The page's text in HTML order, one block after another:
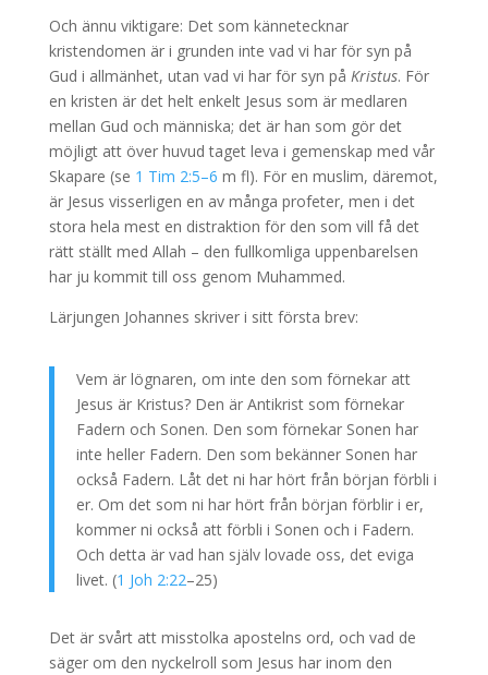
Och ännu viktigare: Det som kännetecknar
kristendomen är i grunden inte vad vi har för syn på
Gud i allmänhet, utan vad vi har för syn på Kristus. För
en kristen är det helt enkelt Jesus som är medlaren
mellan Gud och människa; det är han som gör det
möjligt att över huvud taget leva i gemenskap med vår
Skapare (se 1 Tim 2:5–6 m fl). För en muslim, däremot,
är Jesus visserligen en av många profeter, men i det
stora hela mest en distraktion för den som vill få det
rätt ställt med Allah – den fullkomliga uppenbarelsen
har ju kommit till oss genom Muhammed.
Lärjungen Johannes skriver i sitt första brev:
Vem är lögnaren, om inte den som förnekar att
Jesus är Kristus? Den är Antikrist som förnekar
Fadern och Sonen. Den som förnekar Sonen har
inte heller Fadern. Den som bekänner Sonen har
också Fadern. Låt det ni har hört från början förbli i
er. Om det som ni har hört från början förblir i er,
kommer ni också att förbli i Sonen och i Fadern.
Och detta är vad han själv lovade oss, det eviga
livet. (1 Joh 2:22–25)
Det är svårt att misstolka apostelns ord, och vad de
säger om den nyckelroll som Jesus har inom den